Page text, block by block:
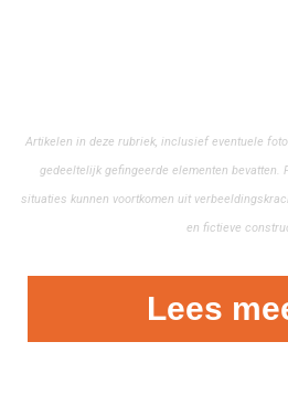
Artikelen in deze rubriek, inclusief eventuele
gedeeltelijk gefingeerde elementen bevatten.
situaties kunnen voortkomen uit
en fictieve
Lees